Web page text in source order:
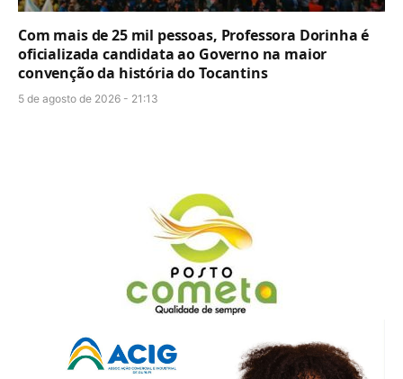
Com mais de 25 mil pessoas, Professora Dorinha é
oficializada candidata ao Governo na maior
convenção da história do Tocantins
5 de agosto de 2026 - 21:13